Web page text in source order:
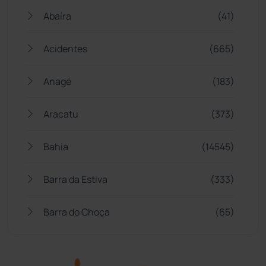
Abaíra (41)
Acidentes (665)
Anagé (183)
Aracatu (373)
Bahia (14545)
Barra da Estiva (333)
Barra do Choça (65)